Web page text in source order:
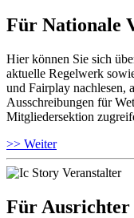
Für Nationale
Hier können Sie sich
aktuelle Regelwerk
und Fairplay nachlesen,
Ausschreibungen für
Mitgliedersektion
>> Weiter
Für Ausrichter